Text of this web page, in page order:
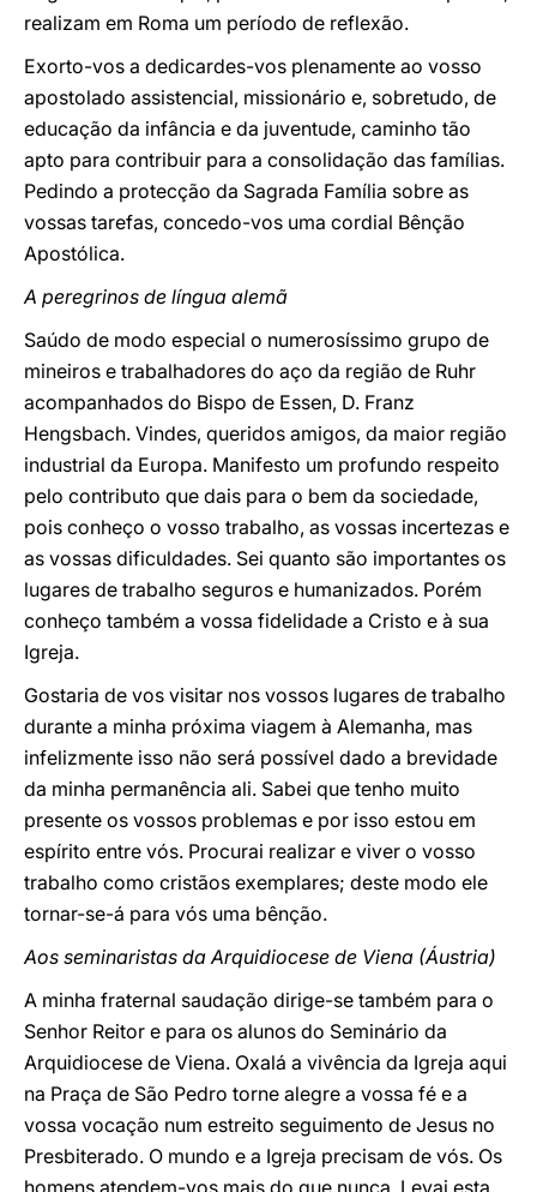
realizam em Roma um período de reflexão.
Exorto-vos a dedicardes-vos plenamente ao vosso
apostolado assistencial, missionário e, sobretudo, de
educação da infância e da juventude, caminho tão
apto para contribuir para a consolidação das famílias.
Pedindo a protecção da Sagrada Família sobre as
vossas tarefas, concedo-vos uma cordial Bênção
Apostólica.
A peregrinos de língua alemã
Saúdo de modo especial o numerosíssimo grupo de
mineiros e trabalhadores do aço da região de Ruhr
acompanhados do Bispo de Essen, D. Franz
Hengsbach. Vindes, queridos amigos, da maior região
industrial da Europa. Manifesto um profundo respeito
pelo contributo que dais para o bem da sociedade,
pois conheço o vosso trabalho, as vossas incertezas e
as vossas dificuldades. Sei quanto são importantes os
lugares de trabalho seguros e humanizados. Porém
conheço também a vossa fidelidade a Cristo e à sua
Igreja.
Gostaria de vos visitar nos vossos lugares de trabalho
durante a minha próxima viagem à Alemanha, mas
infelizmente isso não será possível dado a brevidade
da minha permanência ali. Sabei que tenho muito
presente os vossos problemas e por isso estou em
espírito entre vós. Procurai realizar e viver o vosso
trabalho como cristãos exemplares; deste modo ele
tornar-se-á para vós uma bênção.
Aos seminaristas da Arquidiocese de Viena (Áustria)
A minha fraternal saudação dirige-se também para o
Senhor Reitor e para os alunos do Seminário da
Arquidiocese de Viena. Oxalá a vivência da Igreja aqui
na Praça de São Pedro torne alegre a vossa fé e a
vossa vocação num estreito seguimento de Jesus no
Presbiterado. O mundo e a Igreja precisam de vós. Os
homens atendem-vos mais do que nunca. Levai esta